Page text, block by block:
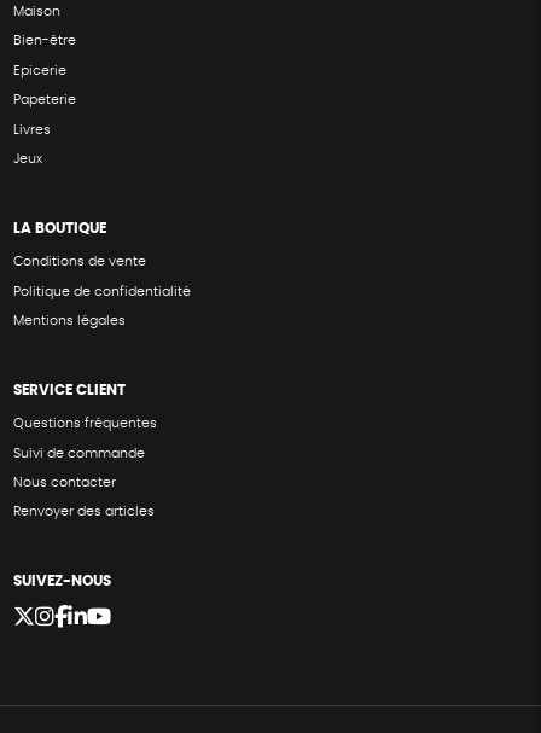
Maison
Bien-être
Epicerie
Papeterie
Livres
Jeux
LA BOUTIQUE
Conditions de vente
Politique de confidentialité
Mentions légales
SERVICE CLIENT
Questions fréquentes
Suivi de commande
Nous contacter
Renvoyer des articles
SUIVEZ-NOUS